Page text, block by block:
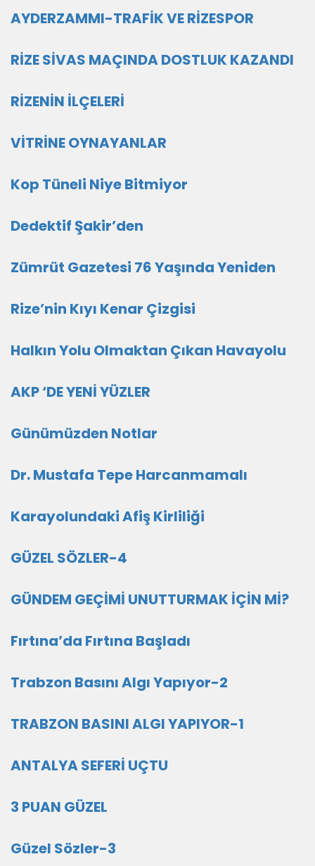
AYDERZAMMI-TRAFİK VE RİZESPOR
RİZE SİVAS MAÇINDA DOSTLUK KAZANDI
RİZENİN İLÇELERİ
VİTRİNE OYNAYANLAR
Kop Tüneli Niye Bitmiyor
Dedektif Şakir’den
Zümrüt Gazetesi 76 Yaşında Yeniden
Rize’nin Kıyı Kenar Çizgisi
Halkın Yolu Olmaktan Çıkan Havayolu
AKP ‘DE YENİ YÜZLER
Günümüzden Notlar
Dr. Mustafa Tepe Harcanmamalı
Karayolundaki Afiş Kirliliği
GÜZEL SÖZLER-4
GÜNDEM GEÇİMİ UNUTTURMAK İÇİN Mİ?
Fırtına’da Fırtına Başladı
Trabzon Basını Algı Yapıyor-2
TRABZON BASINI ALGI YAPIYOR-1
ANTALYA SEFERİ UÇTU
3 PUAN GÜZEL
Güzel Sözler-3